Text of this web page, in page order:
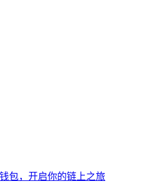
包，开启你的链上之旅